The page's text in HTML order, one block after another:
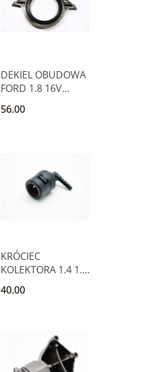
DEKIEL OBUDOWA
FORD 1.8 16V
56.00
KRÓCIEC
KOLEKTORA 1.4 1.6
16V FOCUS I PUMA
FIESTA
40.00